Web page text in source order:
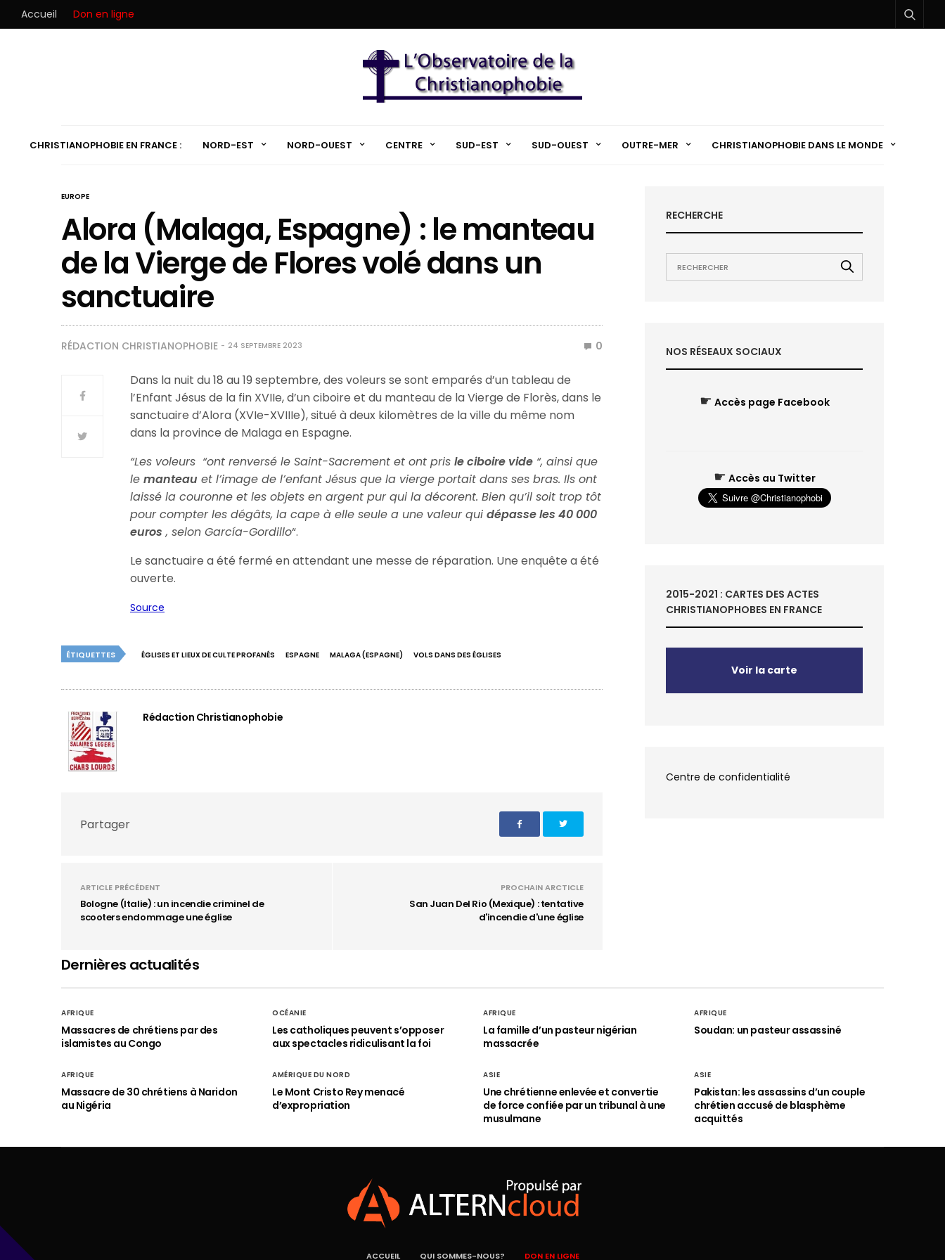
Accueil Don en ligne
CHRISTIANOPHOBIE EN FRANCE : NORD-EST NORD-OUEST CENTRE SUD-EST SUD-OUEST OUTRE-MER CHRISTIANOPHOBIE DANS LE MONDE
EUROPE
Alora (Malaga, Espagne) : le manteau
de la Vierge de Flores volé dans un
sanctuaire
RÉDACTION CHRISTIANOPHOBIE 24 SEPTEMBRE 2023 0
Dans la nuit du 18 au 19 septembre, des voleurs se sont emparés d’un tableau de
l’Enfant Jésus de la fin XVIIe, d’un ciboire et du manteau de la Vierge de Florès, dans le
sanctuaire d’Alora (XVIe-XVIIIe), situé à deux kilomètres de la ville du même nom
dans la province de Malaga en Espagne.
“Les voleurs “ont renversé le Saint-Sacrement et ont prisle ciboire vide “, ainsi que
lemanteau et l’image de l’enfant Jésus que la vierge portait dans ses bras. Ils ont
laissé la couronne et les objets en argent pur qui la décorent. Bien qu’il soit trop tôt
pour compter les dégâts, la cape à elle seule a une valeur quidépasse les 40 000
euros , selon García-Gordillo“.
Le sanctuaire a été fermé en attendant une messe de réparation. Une enquête a été
ouverte.
Source
ÉTIQUETTES ÉGLISES ET LIEUX DE CULTE PROFANÉS ESPAGNE MALAGA (ESPAGNE) VOLS DANS DES ÉGLISES
Rédaction Christianophobie
Partager
ARTICLE PRÉCÉDENT
Bologne (Italie) : un incendie criminel de
scooters endommage une église
PROCHAIN ARCTICLE
San Juan Del Rio (Mexique) : tentative
d'incendie d'une église
RECHERCHE
NOS RÉSEAUX SOCIAUX
☛ Accès page Facebook
☛ Accès au Twitter
2015-2021 : CARTES DES ACTES
CHRISTIANOPHOBES EN FRANCE
Voir la carte
Centre de confidentialité
Dernières actualités
AFRIQUE
Massacres de chrétiens par des
islamistes au Congo
OCÉANIE
Les catholiques peuvent s’opposer
aux spectacles ridiculisant la foi
AFRIQUE
La famille d’un pasteur nigérian
massacrée
AFRIQUE
Soudan: un pasteur assassiné
AFRIQUE
Massacre de 30 chrétiens à Naridon
au Nigéria
AMÉRIQUE DU NORD
Le Mont Cristo Rey menacé
d’expropriation
ASIE
Une chrétienne enlevée et convertie
de force confiée par un tribunal à une
musulmane
ASIE
Pakistan: les assassins d’un couple
chrétien accusé de blasphème
acquittés
ACCUEIL QUI SOMMES-NOUS? DON EN LIGNE